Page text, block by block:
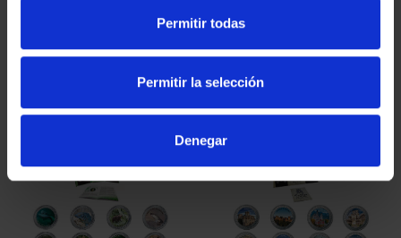
Permitir todas
Permitir la selección
Denegar
SUBSCRIPTION SERIES 2-
Only for registered users
HISTORY OF RAILWAYS
- FULL SUBSCRIPTION
Only for registered users